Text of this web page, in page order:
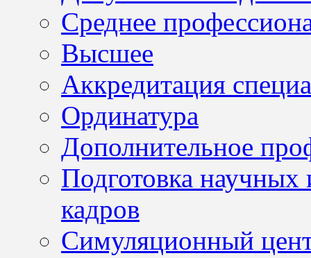
Среднее
Высшее
Аккредитация
Ординатура
Дополнительное
Подготовка научных
кадров
Симуляционный